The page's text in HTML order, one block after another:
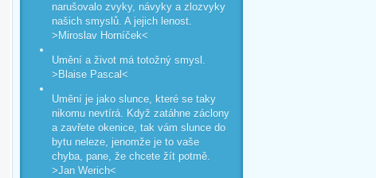
narušovalo zvyky, návyky a zlozvyky
našich smyslů. A jejich lenost.
>Miroslav Horníček<
Umění a život má totožný smysl.
>Blaise Pascal<
Umění je jako slunce, které se taky
nikomu nevtírá. Když zatáhne záclony
a zavřete okenice, tak vám slunce do
bytu neleze, jenomže je to vaše
chyba, pane, že chcete žít potmě.
>Jan Werich<